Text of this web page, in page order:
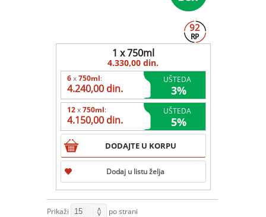
92
RP
1 x 750ml
4.330,00 din.
6x750ml:
4.240,00 din.
UŠTEDA
3%
12x750ml:
4.150,00 din.
UŠTEDA
5%
DODAJTE U KORPU
Dodaj u listu želja
Prikaži po strani